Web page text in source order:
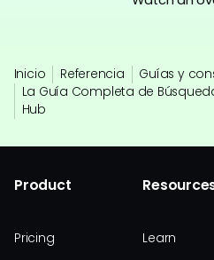
Inicio Referencia
Guías y
La Guía Completa de
Hub
Product
Pricing Learn